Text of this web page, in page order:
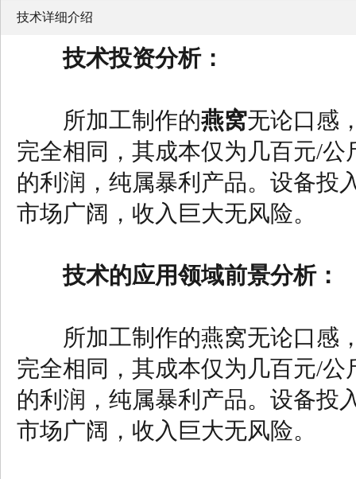
技术详细介绍
技术投资分析：
所加工制作的燕窝无论口感
完全相同，其成本仅为几百元/
的利润，纯属暴利产品。设备投
市场广阔，收入巨大无风险。
技术的应用领域前景分析：
所加工制作的燕窝无论口感
完全相同，其成本仅为几百元/
的利润，纯属暴利产品。设备投
市场广阔，收入巨大无风险。